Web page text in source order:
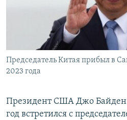
Председатель Китая прибыл в
2023 года
Президент США Джо Байден
год встретился с